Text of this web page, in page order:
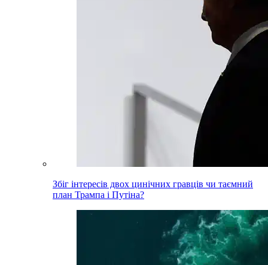
Збіг інтересів двох цинічних гравців чи таємний
план Трампа і Путіна?